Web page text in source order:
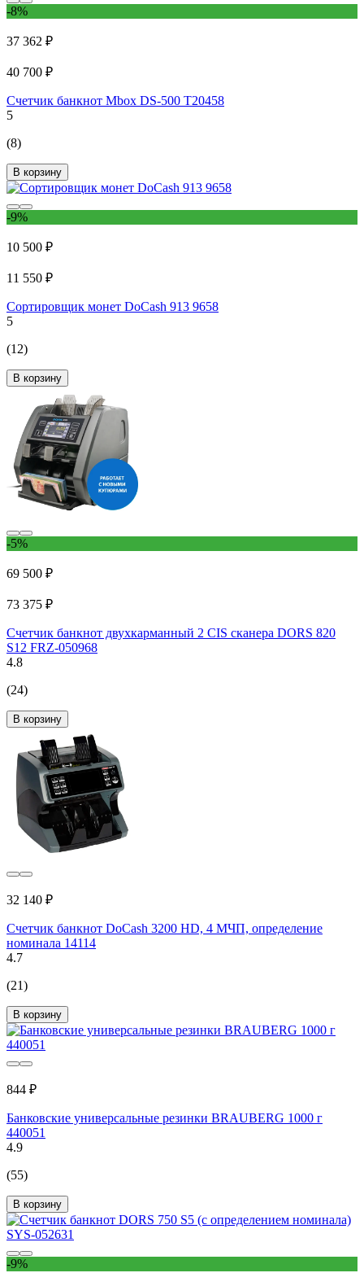
-8%
37 362 ₽
40 700 ₽
Счетчик банкнот Mbox DS-500 Т20458
5
(8)
В корзину
-9%
10 500 ₽
11 550 ₽
Сортировщик монет DoCash 913 9658
5
(12)
В корзину
-5%
69 500 ₽
73 375 ₽
Счетчик банкнот двухкарманный 2 CIS сканера DORS 820
S12 FRZ-050968
4.8
(24)
В корзину
32 140 ₽
Счетчик банкнот DoCash 3200 HD, 4 МЧП, определение
номинала 14114
4.7
(21)
В корзину
844 ₽
Банковские универсальные резинки BRAUBERG 1000 г
440051
4.9
(55)
В корзину
-9%